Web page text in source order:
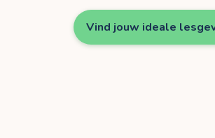
Vind jouw ideale